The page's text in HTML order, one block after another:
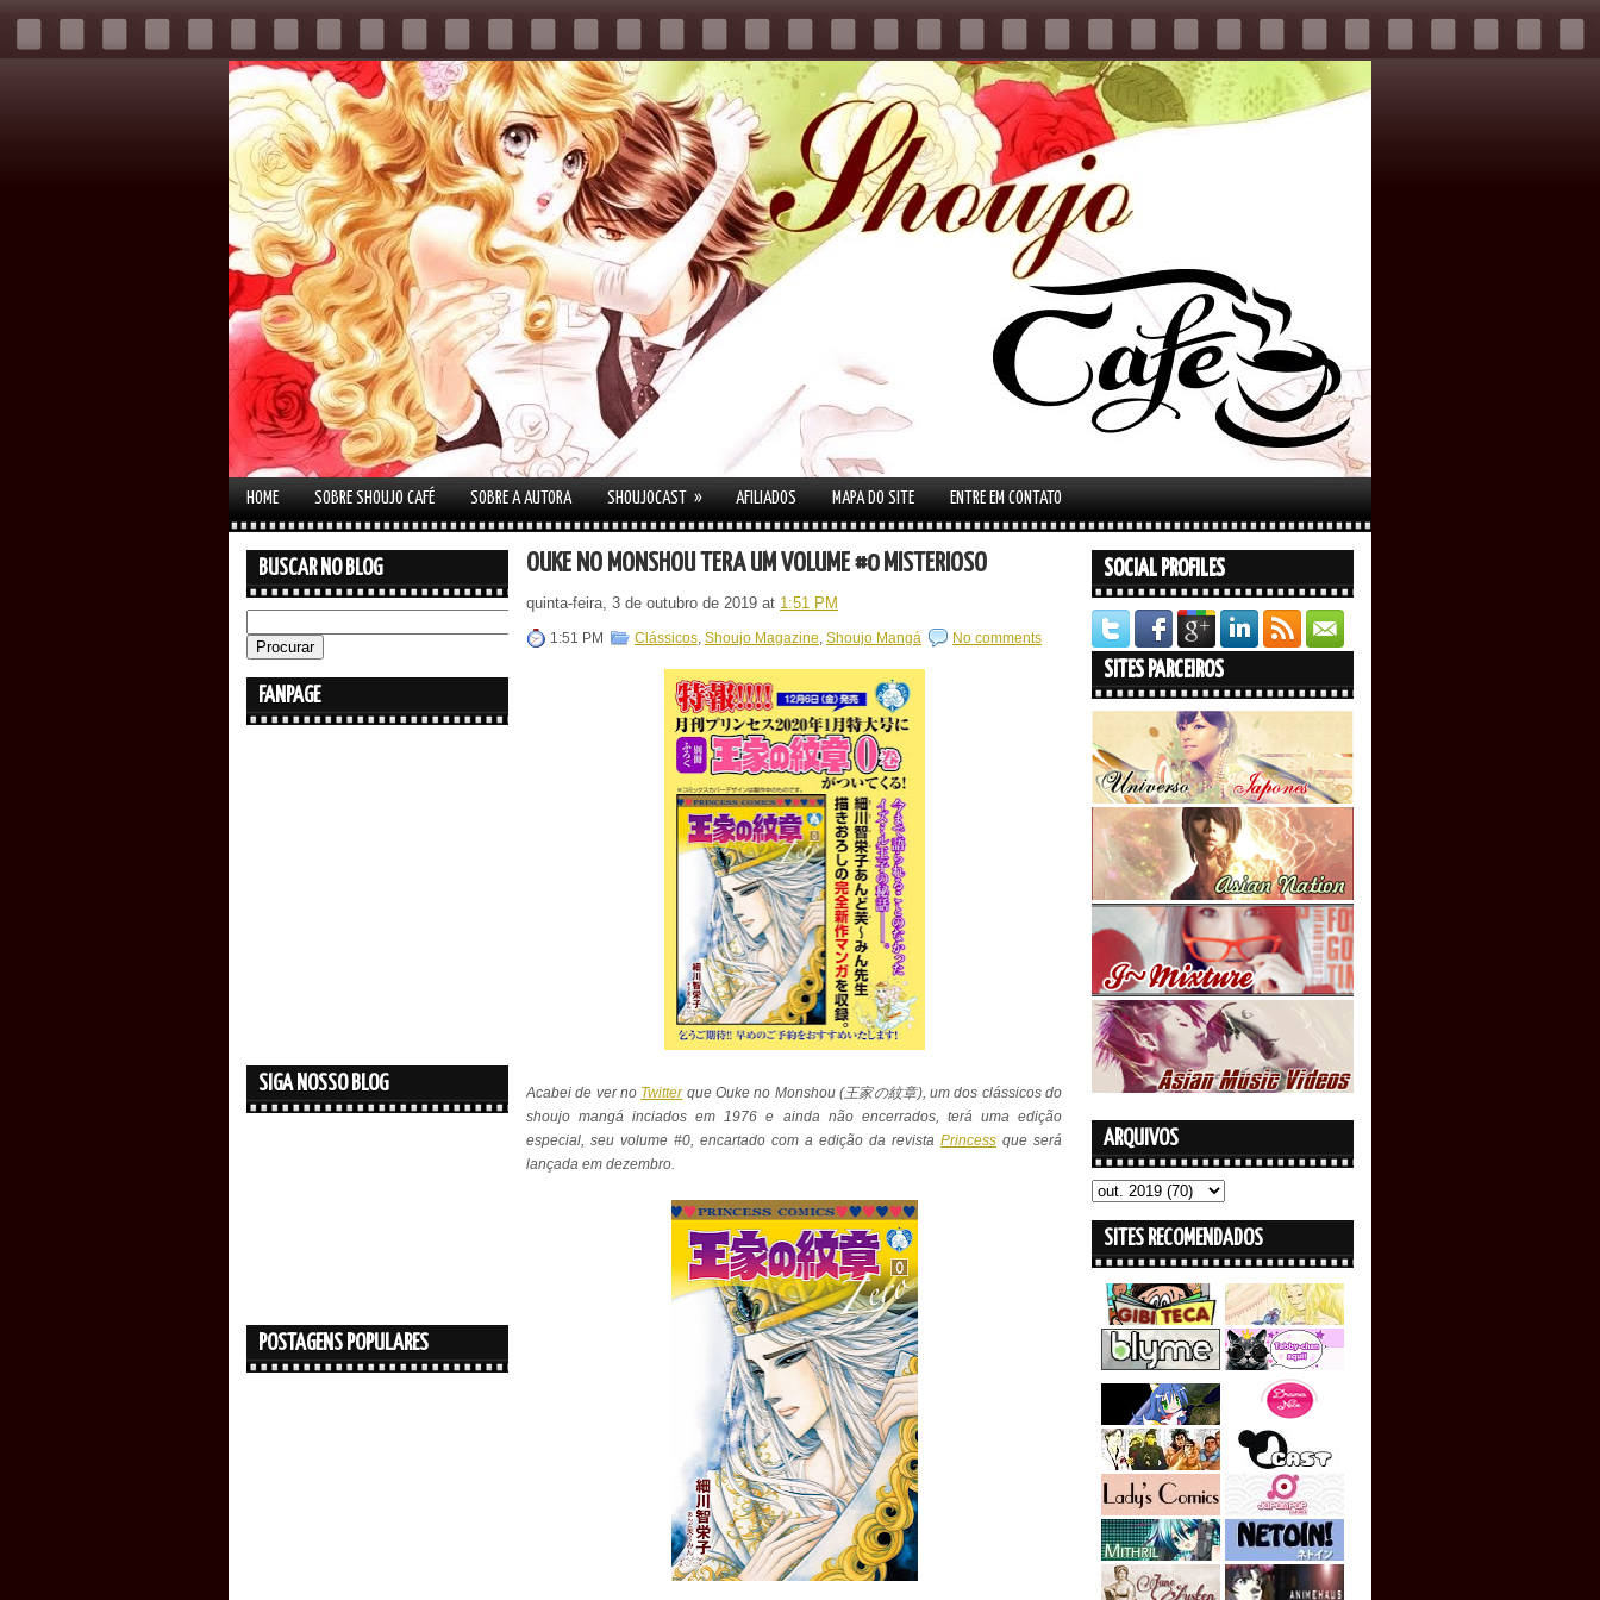
HOME SOBRE SHOUJO CAFÉ SOBRE A AUTORA SHOUJOCAST » AFILIADOS MAPA DO SITE ENTRE EM CONTATO
BUSCAR NO BLOG
FANPAGE
SIGA NOSSO BLOG
POSTAGENS POPULARES
OUKE NO MONSHOU TERÁ UM VOLUME #0 MISTERIOSO
quinta-feira, 3 de outubro de 2019 at 1:51 PM
1:51 PM Clássicos, Shoujo Magazine, Shoujo Mangá No comments
Acabei de ver no Twitterque Ouke no Monshou (王家の紋章), um dos clássicos do
shoujo mangá inciados em 1976 e ainda não encerrados, terá uma edição
especial, seu volume #0, encartado com a edição da revista Princess que será
lançada em dezembro.
SOCIAL PROFILES
SITES PARCEIROS
ARQUIVOS
SITES RECOMENDADOS